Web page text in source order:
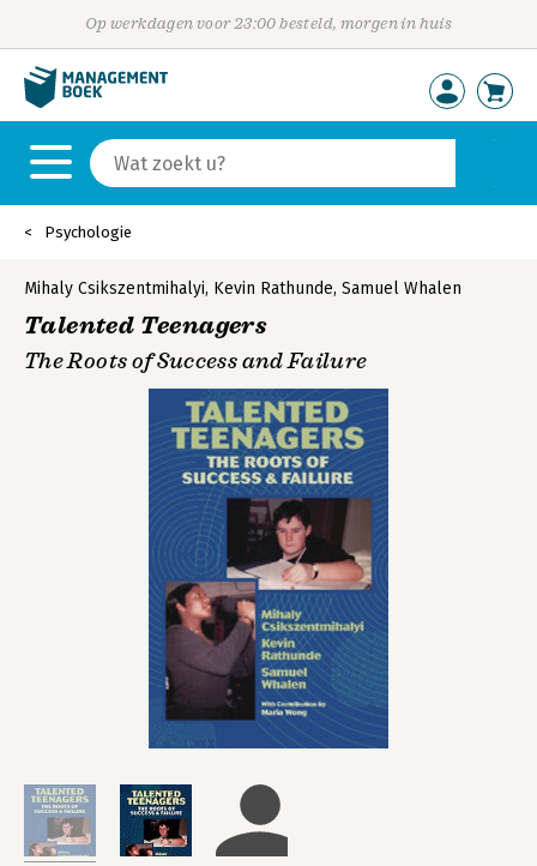
Op werkdagen voor 23:00 besteld, morgen in huis
Psychologie
Mihaly Csikszentmihalyi, Kevin Rathunde, Samuel Whalen
Talented Teenagers
The Roots of Success and Failure